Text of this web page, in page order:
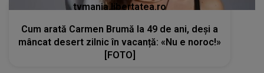
tvmania.libertatea.ro
Cum arată Carmen Brumă la 49 de ani, deși a
mâncat desert zilnic în vacanță: «Nu e noroc!»
[FOTO]